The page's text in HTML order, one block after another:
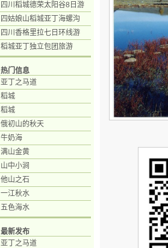
四川稻城德荣太阳谷8日游
四姑娘山稻城亚丁海螺沟
四川香格里拉七日环线游
稻城亚丁独立包团旅游
热门信息
亚丁之马道
稻城
稻城
俄初山的秋天
牛奶海
满山金黄
山中小涧
他山之石
一江秋水
五色海水
最新发布
亚丁之马道